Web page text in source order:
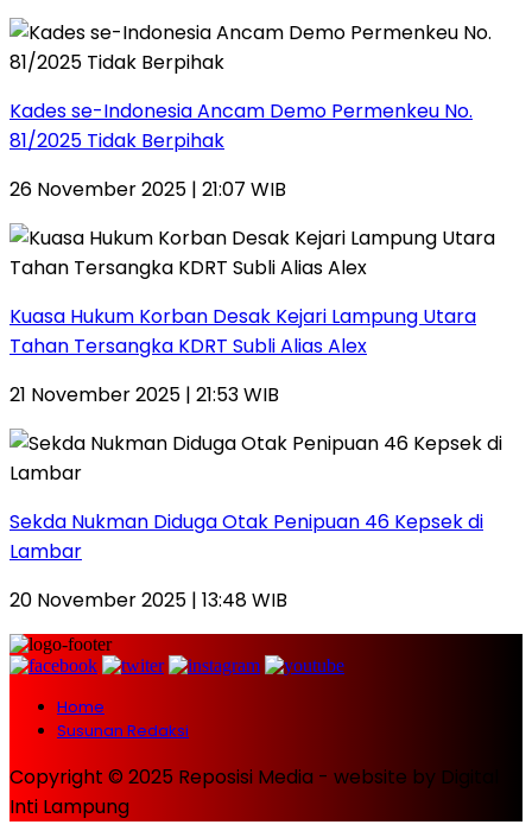
Kades se-Indonesia Ancam Demo Permenkeu No.
81/2025 Tidak Berpihak
26 November 2025 | 21:07 WIB
Kuasa Hukum Korban Desak Kejari Lampung Utara
Tahan Tersangka KDRT Subli Alias Alex
21 November 2025 | 21:53 WIB
Sekda Nukman Diduga Otak Penipuan 46 Kepsek di
Lambar
20 November 2025 | 13:48 WIB
Home
Susunan Redaksi
Copyright © 2025 Reposisi Media - website by Digital
Inti Lampung